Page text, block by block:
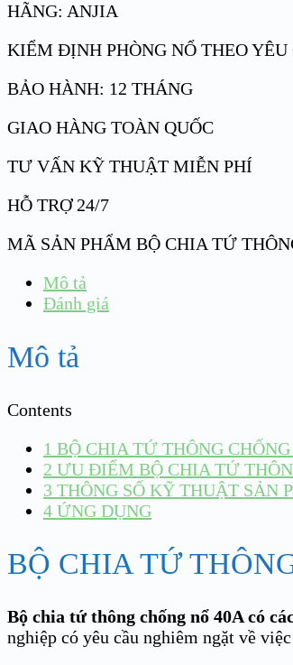
HÃNG: ANJIA
KIỂM ĐỊNH PHÒNG NỔ THEO YÊU
BẢO HÀNH: 12 THÁNG
GIAO HÀNG TOÀN QUỐC
TƯ VẤN KỸ THUẬT MIỄN PHÍ
HỖ TRỢ 24/7
MÃ SẢN PHẨM BỘ CHIA TỨ
Mô tả
Đánh giá
Mô tả
Contents
1 BỘ CHIA TỨ THÔNG
2 ƯU ĐIỂM BỘ CHIA TỨ
3 THÔNG SỐ KỸ THUẬT SẢN
4 ỨNG DỤNG
BỘ CHIA TỨ
Bộ chia tứ thông chống nổ 40A có
nghiệp có yêu cầu nghiêm ngặt về